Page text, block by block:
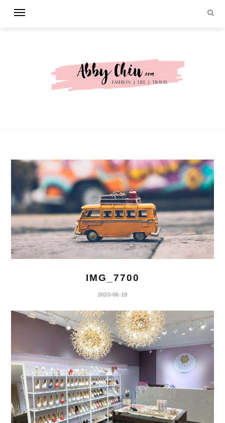
IMG_7700
2020-06-19